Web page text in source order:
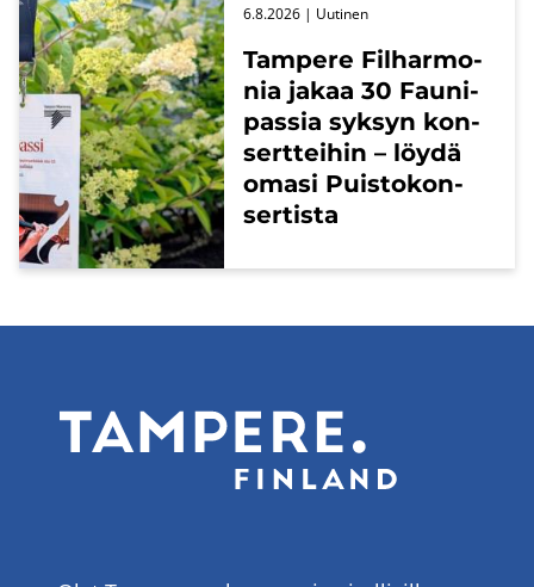
Tam­pe­re Fil­har­mo­
nia jakaa 30 Fau­ni­
pas­sia syk­syn kon­
sert­tei­hin – löydä
omasi Puis­to­kon­
ser­tis­ta
6.8.2026 | Uu­ti­nen